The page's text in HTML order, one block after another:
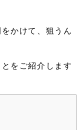
かけて、狙うん
をご紹介します